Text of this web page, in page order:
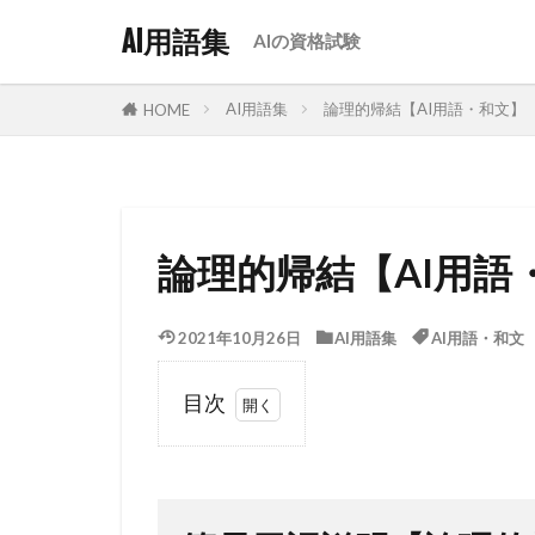
AI用語集 AIの資格試験
HOME AI用語集 論理的帰結【AI用語・和文】
論理的帰結【AI用語
2021年10月26日 AI用語集 AI用語・和文
目次
1